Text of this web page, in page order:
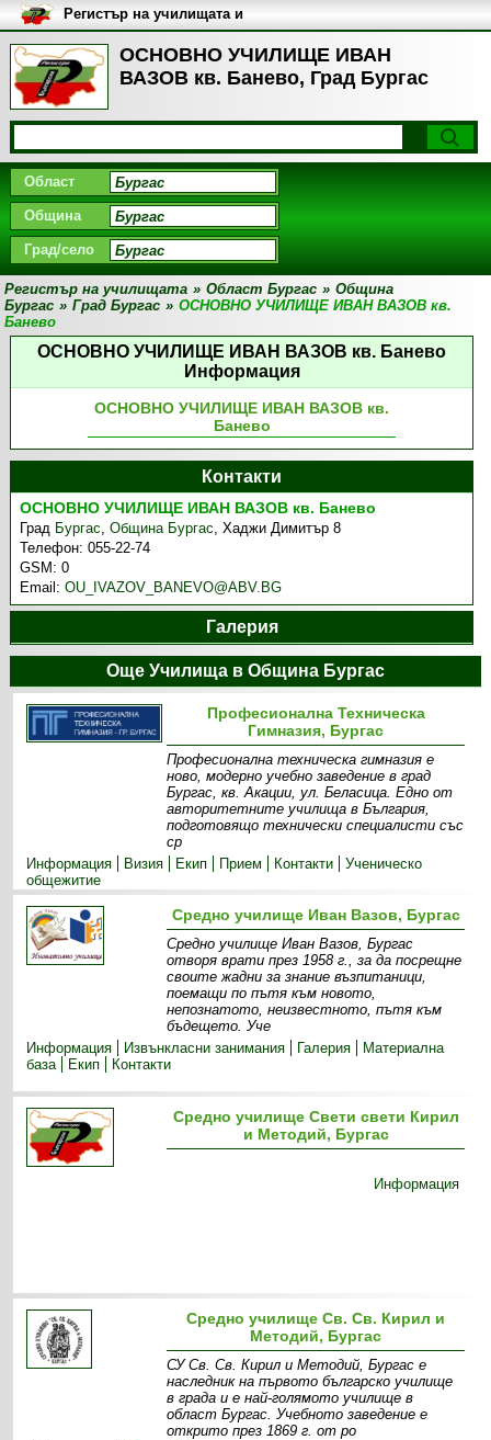
ОСНОВНО УЧИЛИЩЕ ИВАН
ВАЗОВ кв. Банево, Град Бургас
Регистър на училищата и
университетите в България
Област
Община
Град/село
Регистър на училищата » Област Бургас » Община
Бургас » Град Бургас » ОСНОВНО УЧИЛИЩЕ ИВАН ВАЗОВ кв.
Банево
ОСНОВНО УЧИЛИЩЕ ИВАН ВАЗОВ кв. Банево
Информация
ОСНОВНО УЧИЛИЩЕ ИВАН ВАЗОВ кв.
Банево
Контакти
ОСНОВНО УЧИЛИЩЕ ИВАН ВАЗОВ кв. Банево
Град Бургас,Община Бургас,Хаджи Димитър 8
Телефон:055-22-74
GSM:0
Email:OU_IVAZOV_BANEVO@ABV.BG
Галерия
Още Училища в Община Бургас
Професионална Техническа
Гимназия, Бургас
Професионална техническа гимназия е
ново, модерно учебно заведение в град
Бургас, кв. Акации, ул. Беласица. Едно от
авторитетните училища в България,
подготовящо технически специалисти със
ср
Информация
Визия Екип Прием Контакти
Ученическо
общежитие
Средно училище Иван Вазов, Бургас
Средно училище Иван Вазов, Бургас
отворя врати през 1958 г., за да посрещне
своите жадни за знание възпитаници,
поемащи по пътя към новото,
непознатото, неизвестното, пътя към
бъдещето. Уче
Информация
Извънкласни зaнимания Галерия
Материална
база
Екип Контакти
Средно училище Свети свети Кирил
и Методий, Бургас
Информация
Средно училище Св. Св. Кирил и
Методий, Бургас
СУ Св. Св. Кирил и Методий, Бургас е
наследник на първото българско училище
в града и е най-голямото училище в
област Бургас. Учебното заведение е
открито през 1869 г. от ро